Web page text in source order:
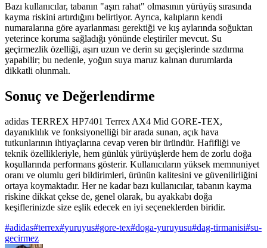
Bazı kullanıcılar, tabanın "aşırı rahat" olmasının yürüyüş sırasında
kayma riskini artırdığını belirtiyor. Ayrıca, kalıpların kendi
numaralarına göre ayarlanması gerektiği ve kış aylarında soğuktan
yeterince koruma sağladığı yönünde eleştiriler mevcut. Su
geçirmezlik özelliği, aşırı uzun ve derin su geçişlerinde sızdırma
yapabilir; bu nedenle, yoğun suya maruz kalınan durumlarda
dikkatli olunmalı.
Sonuç ve Değerlendirme
adidas TERREX HP7401 Terrex AX4 Mid GORE-TEX,
dayanıklılık ve fonksiyonelliği bir arada sunan, açık hava
tutkunlarının ihtiyaçlarına cevap veren bir üründür. Hafifliği ve
teknik özellikleriyle, hem günlük yürüyüşlerde hem de zorlu doğa
koşullarında performans gösterir. Kullanıcıların yüksek memnuniyet
oranı ve olumlu geri bildirimleri, ürünün kalitesini ve güvenilirliğini
ortaya koymaktadır. Her ne kadar bazı kullanıcılar, tabanın kayma
riskine dikkat çekse de, genel olarak, bu ayakkabı doğa
keşiflerinizde size eşlik edecek en iyi seçeneklerden biridir.
#adidas#terrex#yuruyus#gore-tex#doga-yuruyusu#dag-tirmanisi#su-
gecirmez